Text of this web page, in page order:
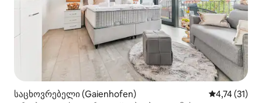
საცხოვრებელი (Gaienhofen) საშუალო
4,74 (31)